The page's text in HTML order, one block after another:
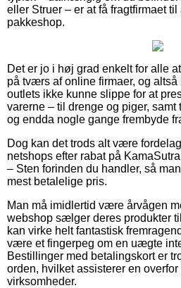
eller Struer – er at få fragtfirmaet
pakkeshop.
Det er jo i høj grad enkelt for alle
på tværs af online firmaer, og
outlets ikke kunne slippe for at
varerne – til drenge og piger, samt
og endda nogle gange frembyde
Dog kan det trods alt være
netshops efter rabat på
– Sten forinden du handler, så
mest betalelige pris.
Man må imidlertid være årvågen
webshop sælger deres produkter
kan virke helt fantastisk
være et fingerpeg om en uægte
Bestillinger med betalingskort er
orden, hvilket assisterer en
virksomheder.